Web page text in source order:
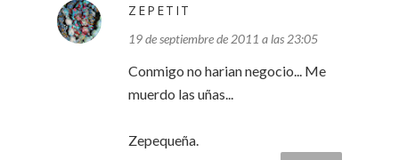
ZEPETIT
19 de septiembre de 2011 a las 23:05
Conmigo no harian negocio... Me
muerdo las uñas...
Zepequeña.